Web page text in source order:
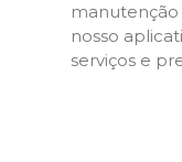
manutenção
nosso
serviços e